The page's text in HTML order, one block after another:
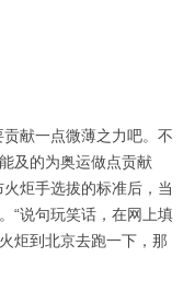
献一点微薄之力吧。不
及的为奥运做点贡献
炬手选拔的标准后，当
“说句玩笑话，在网上填
炬到北京去跑一下，那